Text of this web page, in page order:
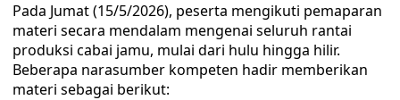
Pada Jumat (15/5/2026), peserta mengikuti pemaparan
materi secara mendalam mengenai seluruh rantai
produksi cabai jamu, mulai dari hulu hingga hilir.
Beberapa narasumber kompeten hadir memberikan
materi sebagai berikut: